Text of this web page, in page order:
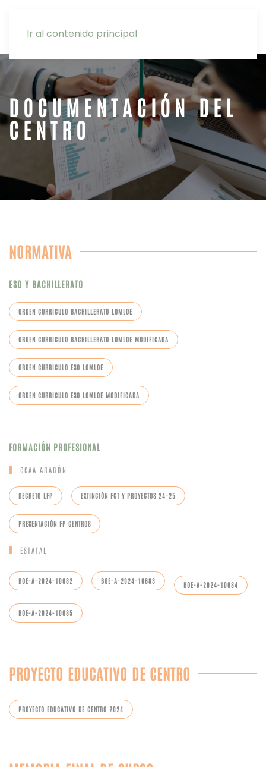
Ir al contenido principal
DOCUMENTACIÓN DEL
CENTRO
NORMATIVA
ESO Y BACHILLERATO
ORDEN CURRICULO BACHILLERATO LOMLOE
ORDEN CURRICULO BACHILLERATO LOMLOE MODIFICADA
ORDEN CURRICULO ESO LOMLOE
ORDEN CURRICULO ESO LOMLOE MODIFICADA
FORMACIÓN PROFESIONAL
CCAA ARAGÓN
DECRETO LFP EXTINCIÓN FCT Y PROYECTOS 24-25
PRESENTACIÓN FP CENTROS
ESTATAL
BOE-A-2024-10682 BOE-A-2024-10683 BOE-A-2024-10684
BOE-A-2024-10685
PROYECTO EDUCATIVO DE CENTRO
PROYECTO EDUCATIVO DE CENTRO 2024